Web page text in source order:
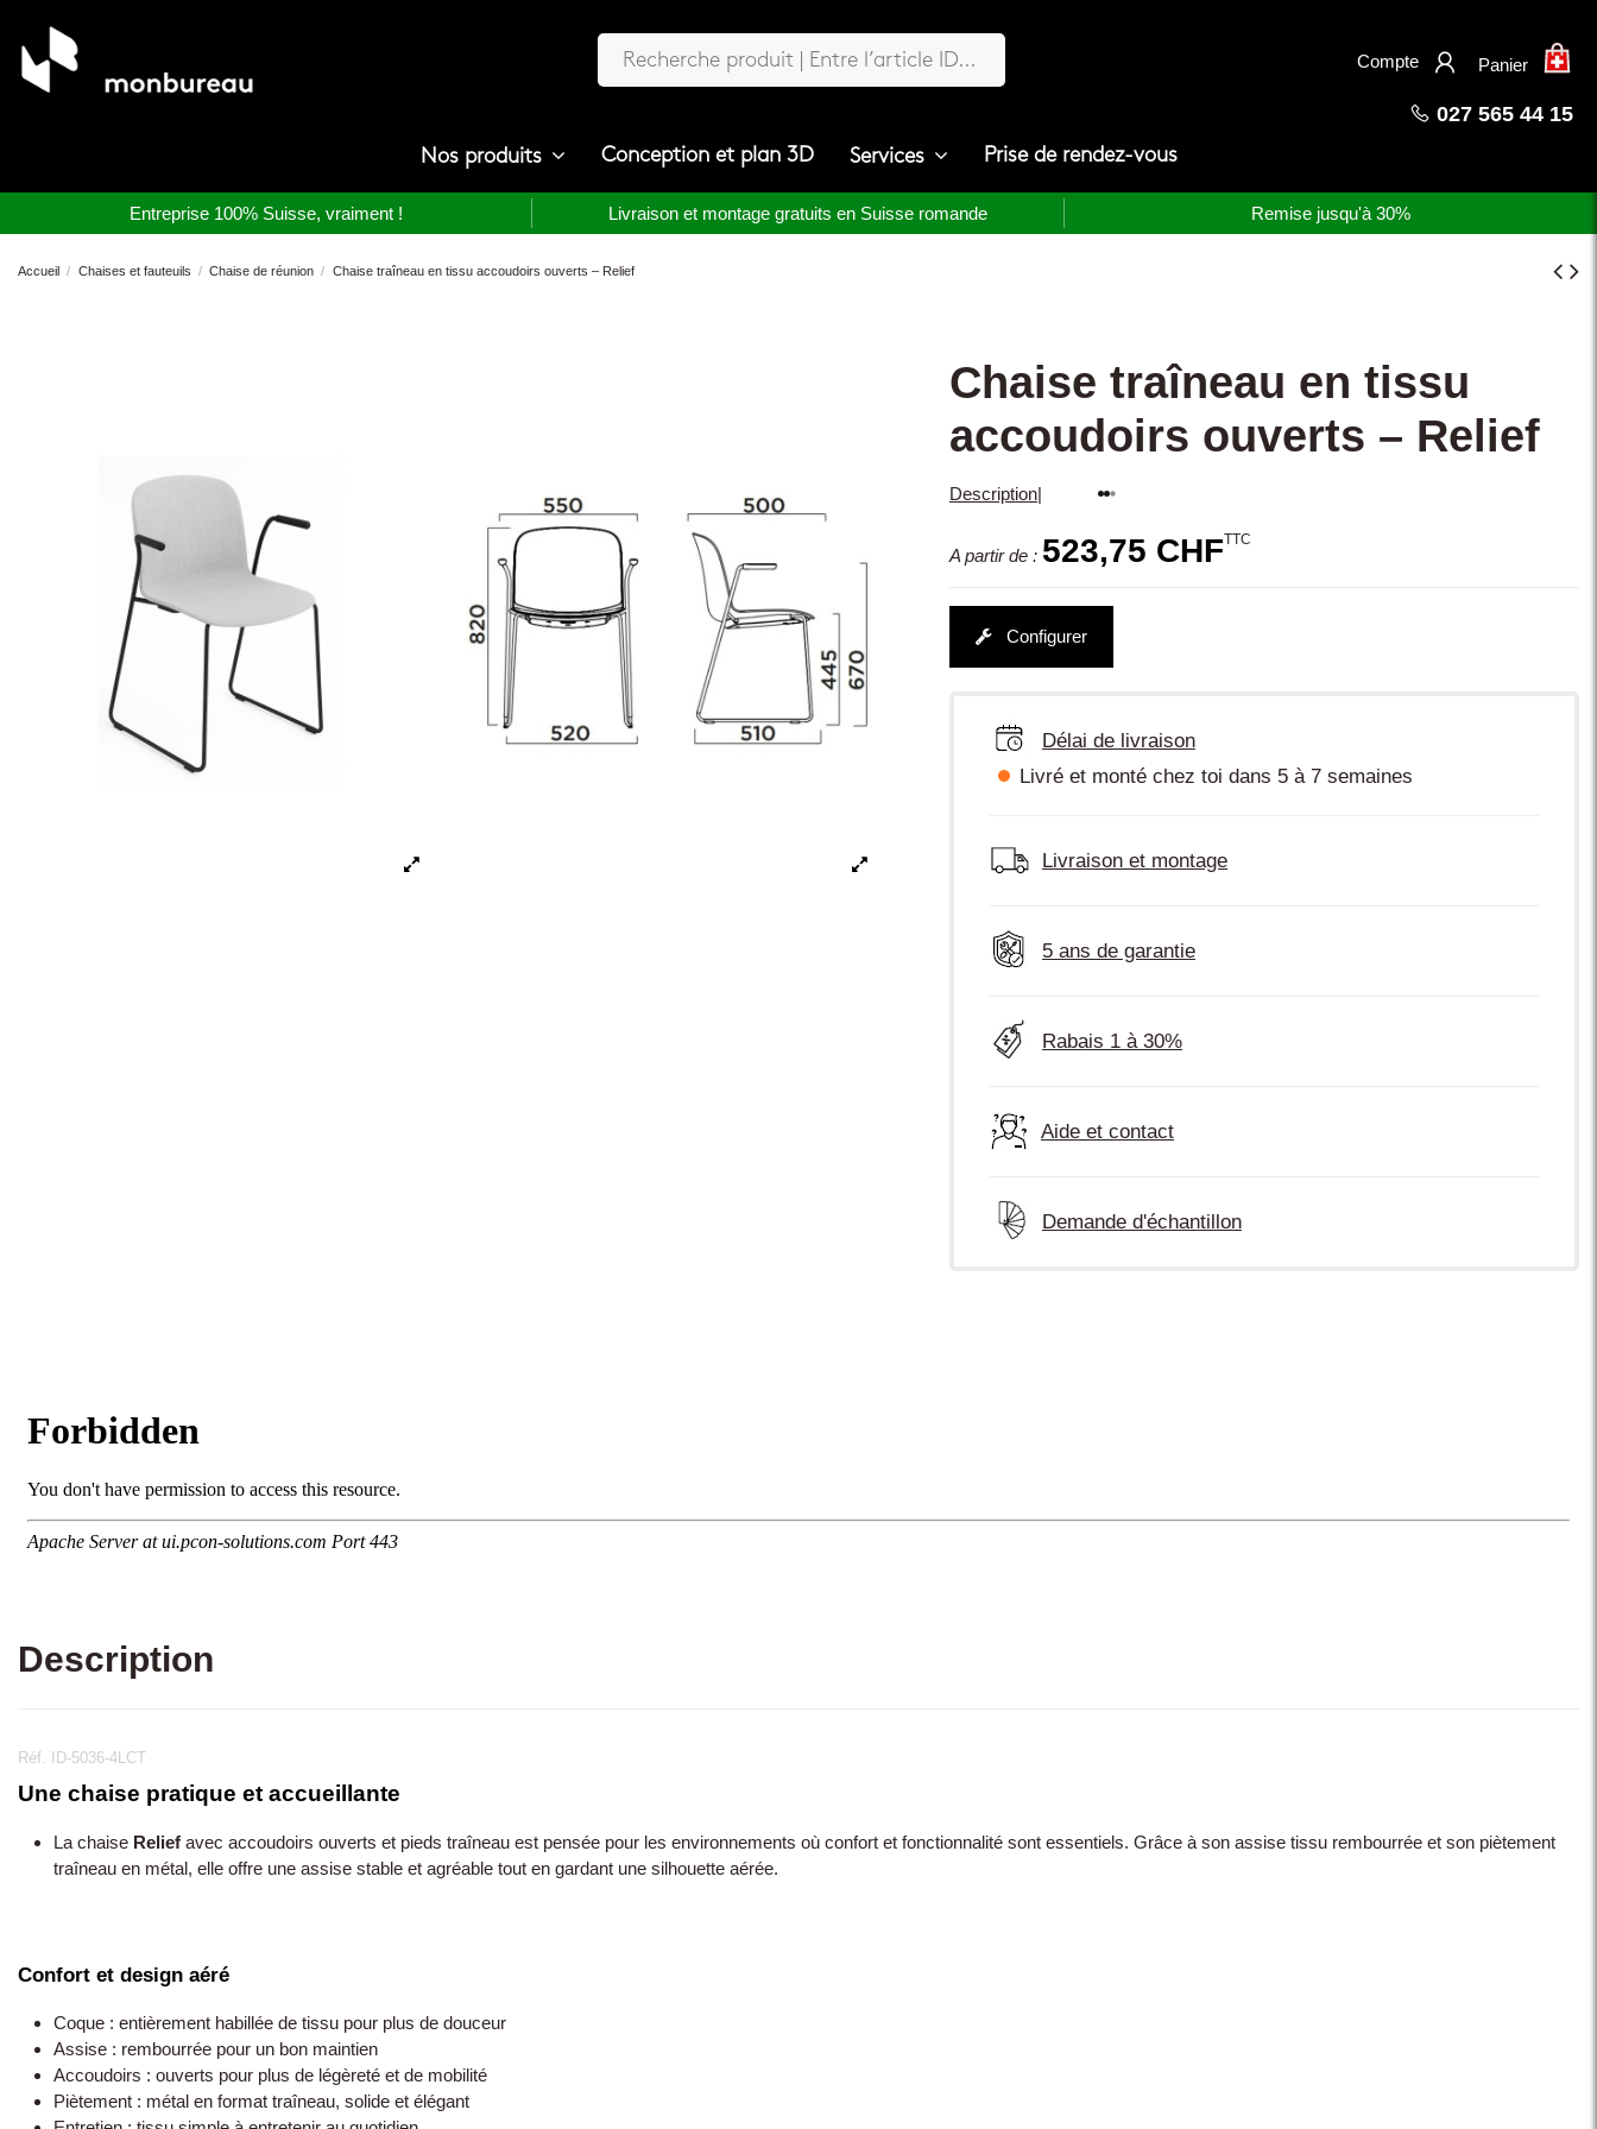
×
Compte Panier
027 565 44 15
Nos produits Conception et plan 3D Services Prise de rendez-vous
Entreprise 100% Suisse, vraiment ! Livraison et montage gratuits en Suisse romande Remise jusqu'à 30%
Accueil Chaises et fauteuils Chaise de réunion Chaise traîneau en tissu accoudoirs ouverts – Relief
Chaise traîneau en tissu
accoudoirs ouverts – Relief
Description|
A partir de : 523,75 CHFTTC
Configurer
Délai de livraison
Livré et monté chez toi dans 5 à 7 semaines
Livraison et montage
5 ans de garantie
Rabais 1 à 30%
Aide et contact
Demande d'échantillon
Description
Réf. ID-5036-4LCT
Une chaise pratique et accueillante
La chaise Relief avec accoudoirs ouverts et pieds traîneau est pensée pour les environnements où confort et fonctionnalité sont essentiels. Grâce à son assise tissu rembourrée et son piètement
traîneau en métal, elle offre une assise stable et agréable tout en gardant une silhouette aérée.
Confort et design aéré
Coque : entièrement habillée de tissu pour plus de douceur
Assise : rembourrée pour un bon maintien
Accoudoirs : ouverts pour plus de légèreté et de mobilité
Piètement : métal en format traîneau, solide et élégant